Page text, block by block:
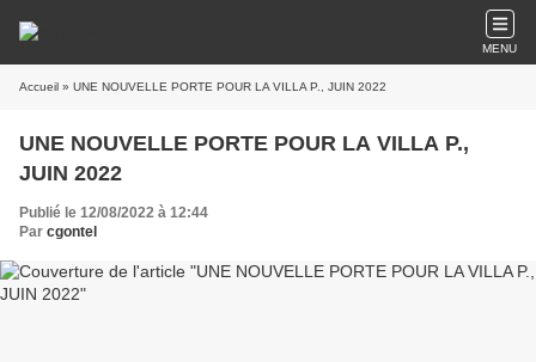
MENU
Accueil » UNE NOUVELLE PORTE POUR LA VILLA P., JUIN 2022
UNE NOUVELLE PORTE POUR LA VILLA P.,
JUIN 2022
Publié le 12/08/2022 à 12:44
Par cgontel